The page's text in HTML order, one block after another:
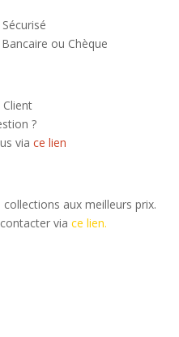
ou Chèque
Client
?
via ce lien
aux meilleurs prix.
via ce lien.